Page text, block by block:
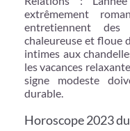
extrêmement
entretiennent des
chaleureuse et floue
intimes aux
les vacances
signe modeste
durable.
Horoscope 2023